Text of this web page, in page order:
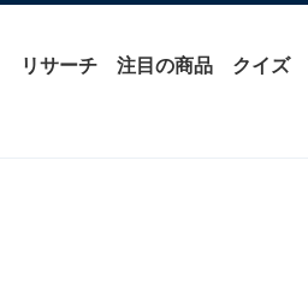
リサーチ 注目の商品 クイズ